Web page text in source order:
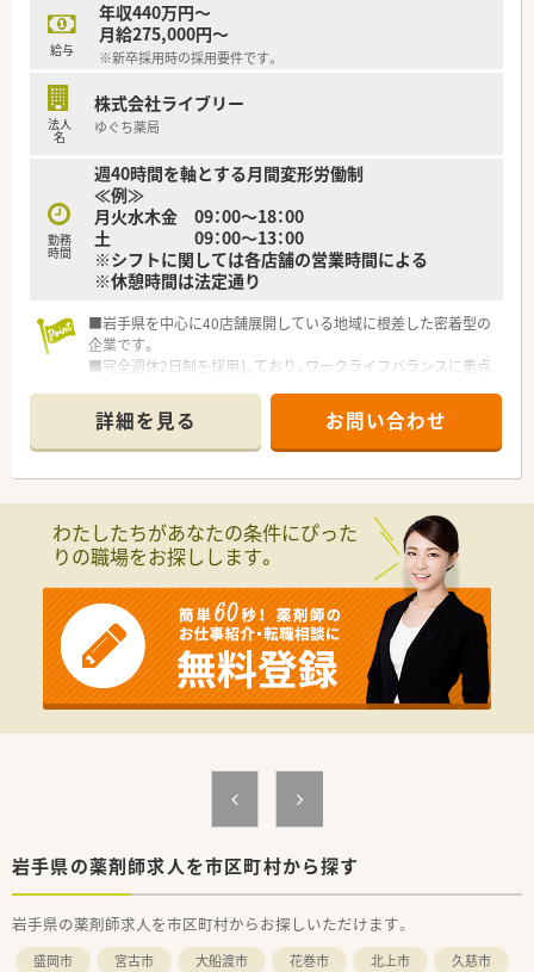
給与
年収440万円～
月給275,000円～
※新卒採用時の採用要件です。
法人
名
株式会社ライブリー
ゆぐち薬局
勤務
時間
週40時間を軸とする月間変形労働制
≪例≫
月火水木金 09：00～18：00
土 09：00～13：00
※シフトに関しては各店舗の営業時間による
※休憩時間は法定通り
■岩手県を中心に40店舗展開している地域に根差した密着型の
企業です。
■完全週休2日制を採用しており、ワークライフバランスに重点
■新卒採用も積極的に行っており、若手も活躍できる環境は整っ
ております。
■教育制度は集合研修やEラーニングを活用しております。
詳細を見る お問い合わせ
わたしたちがあなたの条件にぴった
りの職場をお探しします。
岩手県の薬剤師求人を市区町村から探す
岩手県の薬剤師求人を市区町村からお探しいただけます。
盛岡市 宮古市 大船渡市 花巻市 北上市
久慈市